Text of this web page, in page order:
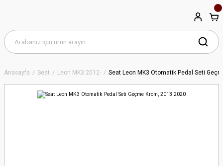
Anasayfa Seat Leon MK3 2012- Seat Leon MK3 Otomatik Pedal Seti